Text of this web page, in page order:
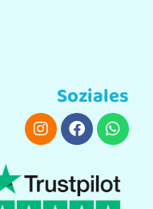
Soziales